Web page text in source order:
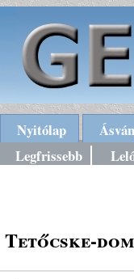
Nyitólap
Legfrissebb
Tetőcske-